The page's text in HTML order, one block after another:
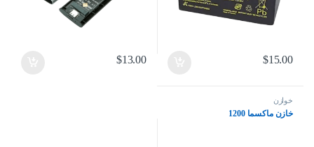
$15.00
$13.00
خوازن
خازن ماكسما 1200